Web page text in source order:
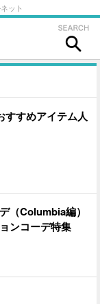
ット
すすめアイテム人
（Columbia編）
ンコーデ特集